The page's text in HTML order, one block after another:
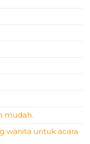
mudah.
wanita untuk acara